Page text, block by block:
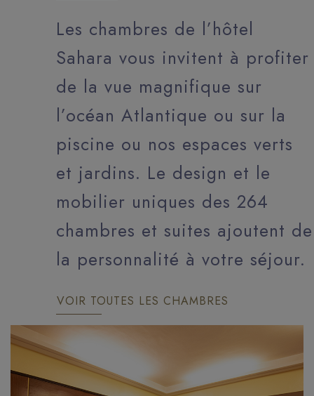
Les chambres de l’hôtel
Sahara vous invitent à profiter
de la vue magnifique sur
l’océan Atlantique ou sur la
piscine ou nos espaces verts
et jardins. Le design et le
mobilier uniques des 264
chambres et suites ajoutent de
la personnalité à votre séjour.
VOIR TOUTES LES CHAMBRES